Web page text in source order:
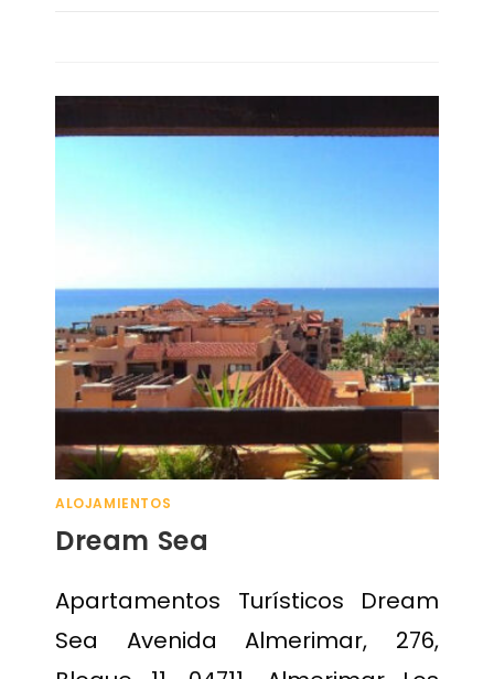
ALOJAMIENTOS
Dream Sea
Apartamentos Turísticos Dream
Sea Avenida Almerimar, 276,